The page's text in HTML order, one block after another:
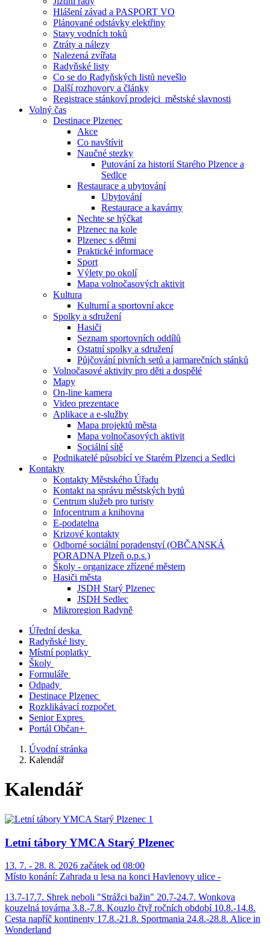
Hlášení závad a PASPORT VO
Plánované odstávky elektřiny
Stavy vodních toků
Ztráty a nálezy
Nalezená zvířata
Radyňské listy
Co se do Radyňských listů nevešlo
Další rozhovory a články
Registrace stánkoví prodejci_městské slavnosti
Volný čas
Destinace Plzenec
Akce
Co navštívit
Naučné stezky
Putování za historií Starého Plzence a
Sedlce
Restaurace a ubytování
Ubytování
Restaurace a kavárny
Nechte se hýčkat
Plzenec na kole
Plzenec s dětmi
Praktické informace
Sport
Výlety po okolí
Mapa volnočasových aktivit
Kultura
Kulturní a sportovní akce
Spolky a sdružení
Hasiči
Seznam sportovních oddílů
Ostatní spolky a sdružení
Půjčování pivních setů a jarmarečních stánků
Volnočasové aktivity pro děti a dospělé
Mapy
On-line kamera
Video prezentace
Aplikace a e-služby
Mapa projektů města
Mapa volnočasových aktivit
Sociální sítě
Podnikatelé působící ve Starém Plzenci a Sedlci
Kontakty
Kontakty Městského Úřadu
Kontakt na správu městských bytů
Centrum služeb pro turisty
Infocentrum a knihovna
E-podatelna
Krizové kontakty
Odborné sociální poradenství (OBČANSKÁ
PORADNA Plzeň o.p.s.)
Školy - organizace zřízené městem
Hasiči města
JSDH Starý Plzenec
JSDH Sedlec
Mikroregion Radyně
Úřední deska
Radyňské listy
Místní poplatky
Školy
Formuláře
Odpady
Destinace Plzenec
Rozklikávací rozpočet
Senior Expres
Portál Občan+
Úvodní stránka
Kalendář
Kalendář
Letní tábory YMCA Starý Plzenec
13. 7. - 28. 8. 2026 začátek od 08:00
Místo konání: Zahrada u lesa na konci Havlenovy ulice -
13.7-17.7. Shrek neboli "Strážci bažin" 20.7-24.7. Wonkova
kouzelná továrna 3.8.-7.8. Kouzlo čtyř ročních období 10.8.-14.8.
Cesta napříč kontinenty 17.8.-21.8. Sportmania 24.8.-28.8. Alice in
Wonderland